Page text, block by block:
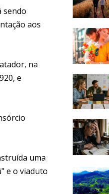
sendo
aos
na
e
uma
e o viaduto